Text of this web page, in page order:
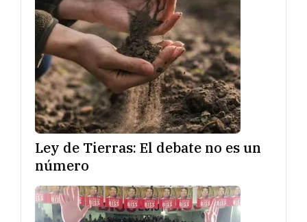
Ley de Tierras: El debate no es un
número